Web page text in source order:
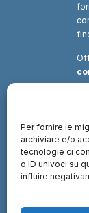
Per fornire le
archiviare e/o
tecnologie ci
o ID univoci su
influire